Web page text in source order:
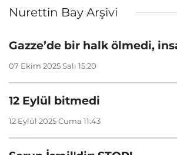
Nurettin Bay Arşivi
Gazze’de bir halk ölmedi,
07 Ekim 2025 Salı 15:20
12 Eylül bitmedi
12 Eylül 2025 Cuma 11:43